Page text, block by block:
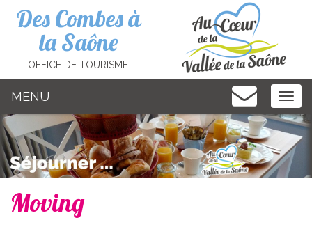
Des Combes à
la Saône
OFFICE DE TOURISME
MENU
Moving